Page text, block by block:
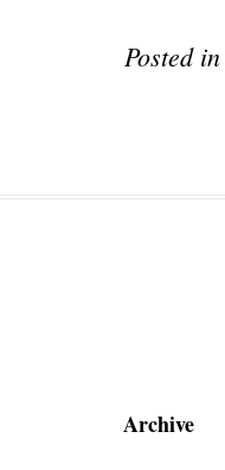
Posted
Archive